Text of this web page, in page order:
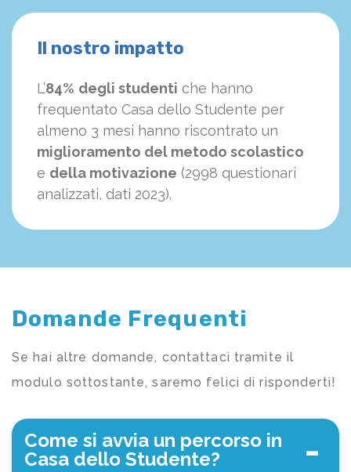
Il nostro impatto
L’84% degli studenti che hanno
frequentato Casa dello Studente per
almeno 3 mesi hanno riscontrato un
miglioramento del metodo scolastico
e della motivazione (2998 questionari
analizzati, dati 2023).
Domande Frequenti
Se hai altre domande, contattaci tramite il
modulo sottostante, saremo felici di risponderti!
Come si avvia un percorso in
Casa dello Studente?